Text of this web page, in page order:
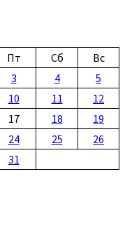
Пт Сб
Вс
3 4
5
10 11
12
17 18
19
24 25
26
31